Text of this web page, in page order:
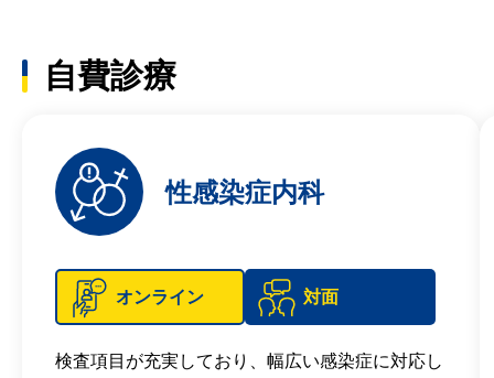
自費診療
性感染症内科
オンライン 対面
検査項目が充実しており、幅広い感染症に対応し